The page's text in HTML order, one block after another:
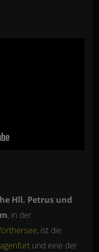
Hll. Petrus und
, in der
, ist die
und eine der